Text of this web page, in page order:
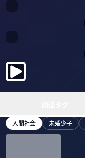
人間社会 未婚少子